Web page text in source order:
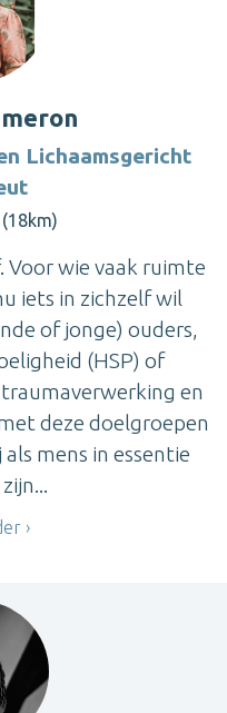
Lichaamsgericht
Voor wie vaak ruimte
iets in zichzelf wil
of jonge) ouders,
(HSP) of
en
deze doelgroepen
mens in essentie